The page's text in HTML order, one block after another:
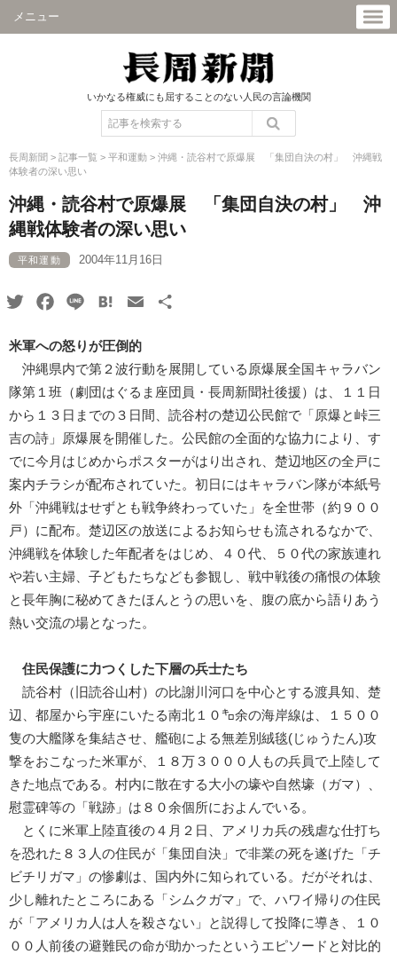
メニュー
いかなる権威にも屈することのない人民の言論機関
長周新聞 > 記事一覧 > 平和運動 > 沖縄・読谷村で原爆展 「集団自決の村」 沖縄戦
体験者の深い思い
沖縄・読谷村で原爆展 「集団自決の村」 沖
縄戦体験者の深い思い
平和運動 2004年11月16日
TwitterFacebook
Line HatenaEmail
米軍への怒りが圧倒的
沖縄県内で第２波行動を展開している原爆展全国キャラバン
隊第１班（劇団はぐるま座団員・長周新聞社後援）は、１１日
から１３日までの３日間、読谷村の楚辺公民館で「原爆と峠三
吉の詩」原爆展を開催した。公民館の全面的な協力により、す
でに今月はじめからポスターがはり出され、楚辺地区の全戸に
案内チラシが配布されていた。初日にはキャラバン隊が本紙号
外「沖縄戦はせずとも戦争終わっていた」を全世帯（約９００
戸）に配布。楚辺区の放送によるお知らせも流されるなかで、
沖縄戦を体験した年配者をはじめ、４０代、５０代の家族連れ
や若い主婦、子どもたちなども参観し、戦中戦後の痛恨の体験
と長年胸に秘めてきたほんとうの思いを、腹の底から語りあう
熱い交流の場となった。
住民保護に力つくした下層の兵士たち
読谷村（旧読谷山村）の比謝川河口を中心とする渡具知、楚
辺、都屋から宇座にいたる南北１０㌔余の海岸線は、１５００
隻の大艦隊を集結させ、艦砲による無差別絨毯(じゅうたん)攻
撃をおこなった米軍が、１８万３０００人もの兵員で上陸して
きた地点である。村内に散在する大小の壕や自然壕（ガマ）、
慰霊碑等の「戦跡」は８０余個所におよんでいる。
とくに米軍上陸直後の４月２日、アメリカ兵の残虐な仕打ち
を恐れた８３人の住民が「集団自決」で非業の死を遂げた「チ
ビチリガマ」の惨劇は、国内外に知られている。だがそれは、
少し離れたところにある「シムクガマ」で、ハワイ帰りの住民
が「アメリカ人は人を殺さない」と説得して投降に導き、１０
００人前後の避難民の命が助かったというエピソードと対比的